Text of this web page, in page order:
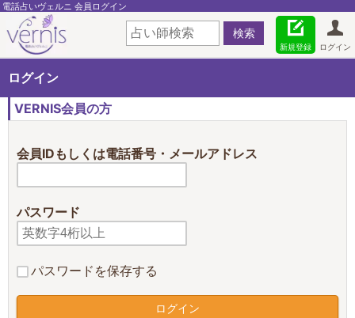
電話占いヴェルニ 会員ログイン
ログイン
新規登録
ログイン
VERNIS会員の方
会員IDもしくは電話番号・メールアドレス
パスワード
パスワードを保存する